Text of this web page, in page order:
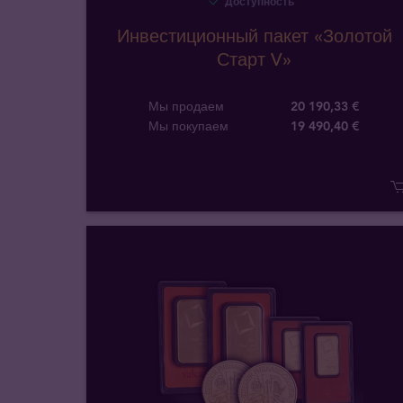
Инвестиционный пакет «Золотой
Старт V»
Мы продаем
20 190,33 €
Мы покупаем
19 490,40 €